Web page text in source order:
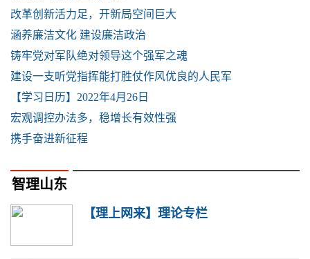
改革创新活力足，开新局空间巨大
涵养廉洁文化 建设廉洁政治
铸牢党对军队绝对领导这个强军之魂
建设一支听党指挥能打胜仗作风优良的人民军
【学习日历】2022年4月26日
宏观调控办法多，稳增长有效性强
携手奋进新征程
智理山东
【理上网来】理论专栏